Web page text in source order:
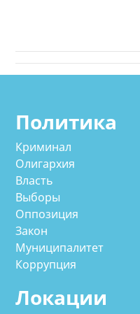
Политика
Криминал
Олигархия
Власть
Выборы
Оппозиция
Закон
Муниципалитет
Коррупция
Локации